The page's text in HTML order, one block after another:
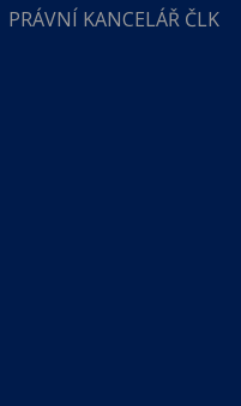
PRÁVNÍ KANCELÁŘ ČLK